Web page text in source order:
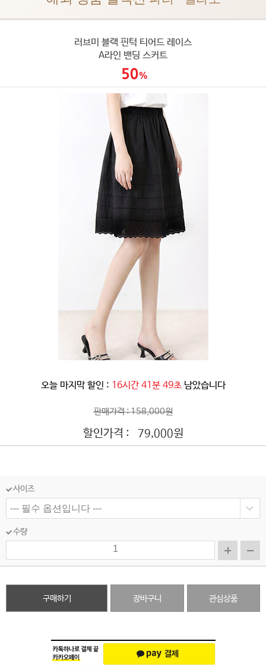
러브미 블랙 핀턱 티어드 레이스
A라인 밴딩 스커트
오늘 마지막 할인 : 16시간 41분 47초 남았습니다
판매가격 : 158,000원
할인가격 : 79,000원
사이즈
수량
구매하기 장바구니 관심상품